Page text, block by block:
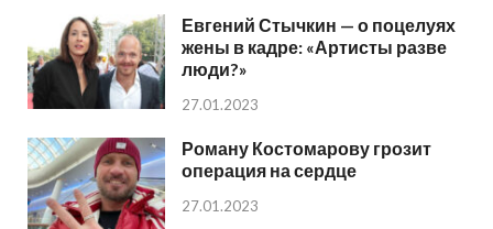
Евгений Стычкин — о поцелуях
жены в кадре: «Артисты разве
люди?»
27.01.2023
Роману Костомарову грозит
операция на сердце
27.01.2023